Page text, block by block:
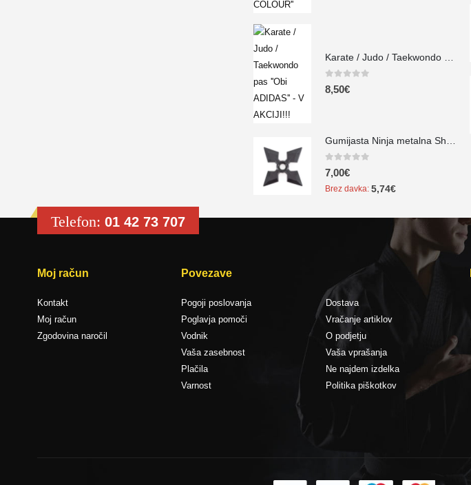
0out of 5
8,50€
Gumijasta Ninja metalna Shuriken zvezda ''JUJI''
0out of 5
7,00€
Brez davka: 5,74€
Telefon: 01 42 73 707
Moj račun
Kontakt
Moj račun
Zgodovina naročil
Povezave
Pogoji poslovanja
Poglavja pomoči
Vodnik
Vaša zasebnost
Plačila
Varnost
Dostava
Vračanje artiklov
O podjetju
Vaša vprašanja
Ne najdem izdelka
Politika piškotkov